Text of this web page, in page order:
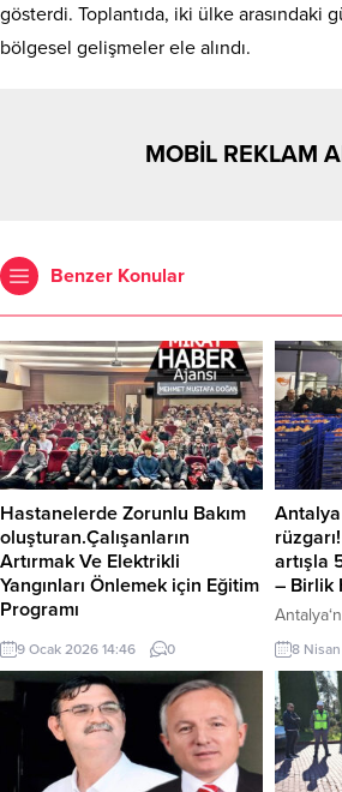
gösterdi. Toplantıda, iki ülke arasındaki
bölgesel gelişmeler ele alındı.
MOBİL REKLAM
Benzer Konular
Hastanelerde Zorunlu Bakım
oluşturan.Çalışanların
Artırmak Ve Elektrikli
Yangınları Önlemek için Eğitim
Programı
Bursa’da yangın güvenliği
konusunda önemli çalışmalar
yürüten Bursa Büyükşehir
Belediyesi, Bursa Uludağ
Üniversitesi öğrencilerini elektrik
kaynaklı yangınlar hakkında
bilgilendirdi. BUÜ Elektrik ve
9 Ocak 2026 14:46 0
artışla
– Birlik
göz
3,1
dolara
başrolü
özellikle
8 Nisan